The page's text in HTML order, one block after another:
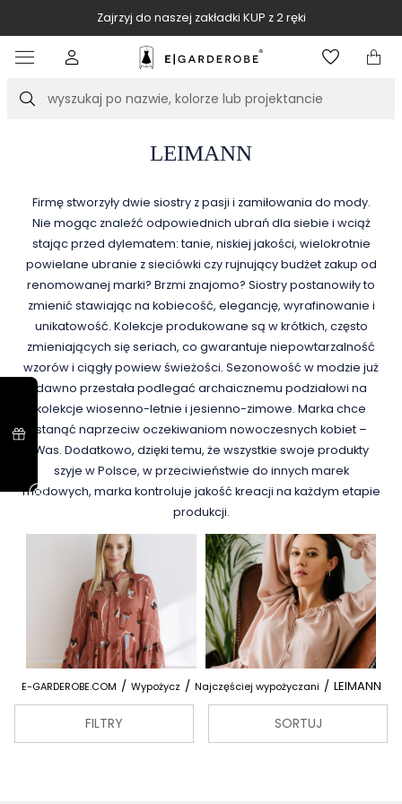
Zajrzyj do naszej zakładki KUP z 2 ręki
Szukaj
LEIMANN
Firmę stworzyły dwie siostry z pasji i zamiłowania do mody.
Nie mogąc znaleźć odpowiednich ubrań dla siebie i wciąż
stając przed dylematem: tanie, niskiej jakości, wielokrotnie
powielane ubranie z sieciówki czy rujnujący budżet zakup od
renomowanej marki? Brzmi znajomo? Siostry postanowiły to
zmienić stawiając na kobiecość, elegancję, wyrafinowanie i
unikatowość. Kolekcje produkowane są w krótkich, często
zmieniających się seriach, co gwarantuje niepowtarzalność
wzorów i ciągły powiew świeżości. Sezonowość w modzie już
dawno przestała podlegać archaicznemu podziałowi na
kolekcje wiosenno-letnie i jesienno-zimowe. Marka chce
stanąć naprzeciw oczekiwaniom nowoczesnych kobiet –
Was. Dodatkowo, dzięki temu, że wszystkie swoje produkty
szyje w Polsce, w przeciwieństwie do innych marek
modowych, marka kontroluje jakość kreacji na każdym etapie
produkcji.
E-GARDEROBE.COM / Wypożycz / Najczęściej wypożyczani / LEIMANN
FILTRY SORTUJ